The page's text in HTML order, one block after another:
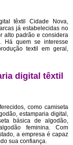
têxtil Cidade Nova,
já estabelecidas no
alto padrão e considera
Há quem se interesse
textil em geral,
digital têxtil
como camiseta
estamparia digital,
básica de algodão,
feminina. Com
a empresa é capaz
sua confiança.